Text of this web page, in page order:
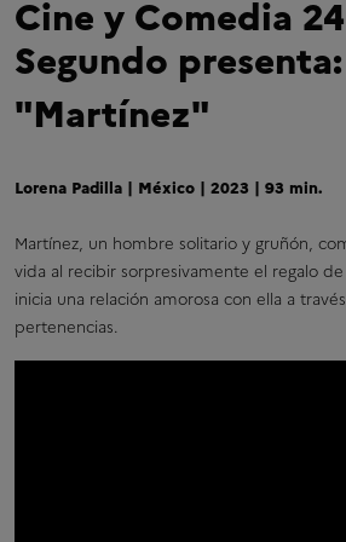
Cine y Comedia
Segundo presenta:
"Martínez"
Lorena Padilla | México | 2023 | 93 min.
Martínez, un hombre solitario y gruñón,
vida al recibir sorpresivamente el regalo
inicia una relación amorosa con ella a
pertenencias.